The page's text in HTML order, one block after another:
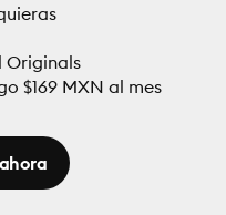
Originals
$169 MXN al mes